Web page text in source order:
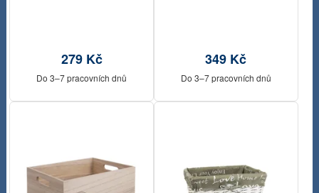
279 Kč
Do 3–7 pracovních dnů
349 Kč
Do 3–7 pracovních dnů